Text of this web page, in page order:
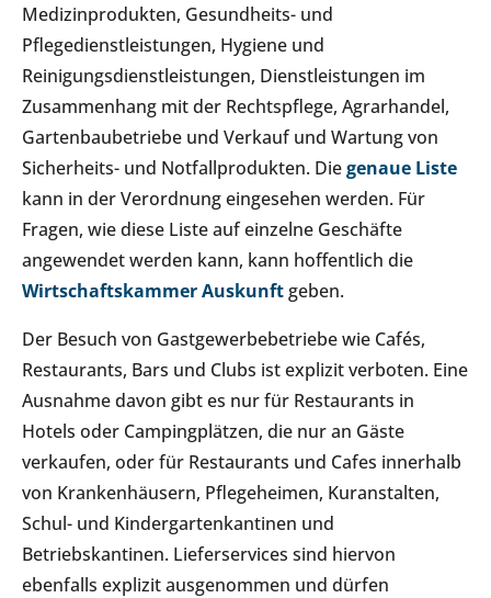
Medizinprodukten, Gesundheits- und
Pflegedienstleistungen, Hygiene und
Reinigungsdienstleistungen, Dienstleistungen im
Zusammenhang mit der Rechtspflege, Agrarhandel,
Gartenbaubetriebe und Verkauf und Wartung von
Sicherheits- und Notfallprodukten. Diegenaue Liste
kann in der Verordnung eingesehen werden. Für
Fragen, wie diese Liste auf einzelne Geschäfte
angewendet werden kann, kann hoffentlich die
Wirtschaftskammer Auskunftgeben.
Der Besuch von Gastgewerbebetriebe wie Cafés,
Restaurants, Bars und Clubs ist explizit verboten. Eine
Ausnahme davon gibt es nur für Restaurants in
Hotels oder Campingplätzen, die nur an Gäste
verkaufen, oder für Restaurants und Cafes innerhalb
von Krankenhäusern, Pflegeheimen, Kuranstalten,
Schul- und Kindergartenkantinen und
Betriebskantinen. Lieferservices sind hiervon
ebenfalls explizit ausgenommen und dürfen